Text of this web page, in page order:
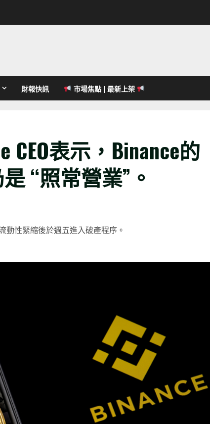
財報快訊 市場焦點 | 最新上架
CEO表示，Binance的
“照常營業”。
動性緊縮後於週五進入破產程序。